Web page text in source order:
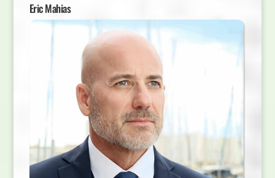
Eric Mahias